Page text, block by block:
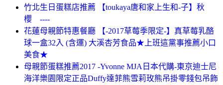
竹北生日蛋糕店推薦 【toukaya唐和家上生和-子】秋
櫻 ----
花蓮母親節特惠餐廳 【-2017草莓季限定-】真草莓乳酪
球一盒32入 (含運) 大溪杏芳食品★上班這黨事推薦小口
美食★
母親節蛋糕推薦2017 -Yvonne MJA日本代購-東京迪士尼
海洋樂園限定正品Duffy達菲熊雪莉玫熊吊掛零錢包吊飾